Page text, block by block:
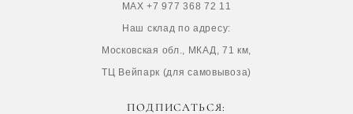
MAX +7 977 368 72 11
Наш склад по адресу:
Московская обл., МКАД, 71 км,
ТЦ Вейпарк (для самовывоза)
ПОДПИСАТЬСЯ: